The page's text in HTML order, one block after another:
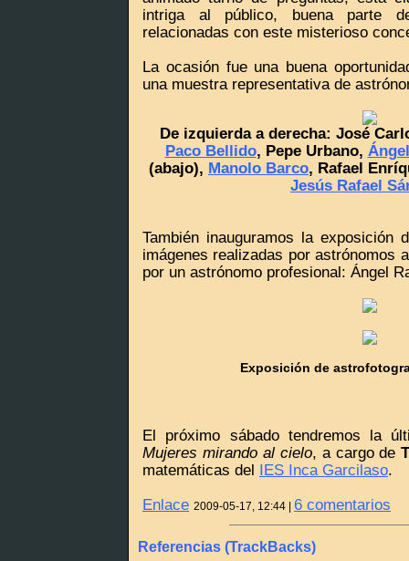
intriga al público, buena parte
relacionadas con este misterioso
La ocasión fue una buena
una muestra representativa de
De izquierda a derecha: José
Paco Bellido, Pepe Urbano,
(abajo), Manolo Barco, Rafael
Jesús Rafael
También inauguramos la exposición
imágenes realizadas por astrónomos
por un astrónomo profesional: Ángel
Exposición de
El próximo sábado tendremos la
Mujeres mirando al cielo, a cargo de
matemáticas del IES Inca Garcilaso.
Enlace 2009-05-17, 12:44 | 6 comentarios
Referencias (TrackBacks)